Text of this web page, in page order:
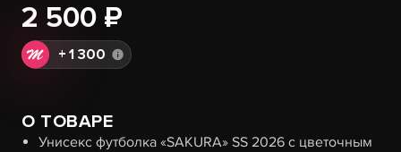
2 500 ₽
+ 1 300
О ТОВАРЕ
Унисекс футболка «SAKURA» SS 2026 с цветочным